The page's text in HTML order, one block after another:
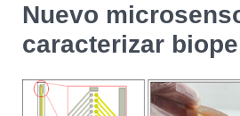
Nuevo
caracterizar